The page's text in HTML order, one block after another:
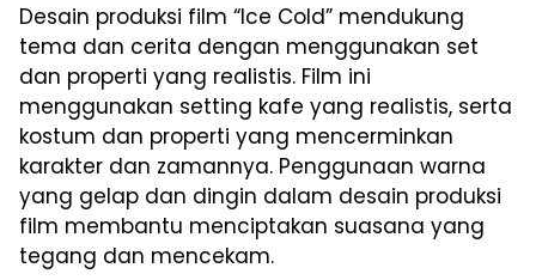
Desain produksi film “Ice Cold” mendukung
tema dan cerita dengan menggunakan set
dan properti yang realistis. Film ini
menggunakan setting kafe yang realistis, serta
kostum dan properti yang mencerminkan
karakter dan zamannya. Penggunaan warna
yang gelap dan dingin dalam desain produksi
film membantu menciptakan suasana yang
tegang dan mencekam.